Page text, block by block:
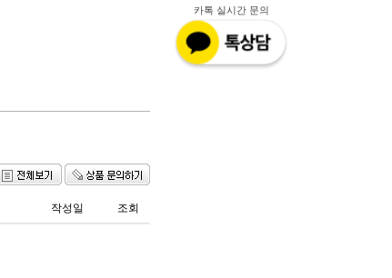
작성일 조회
카톡 실시간 문의